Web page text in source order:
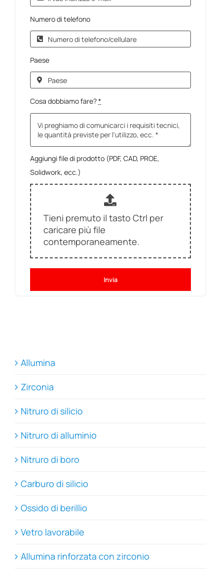
Numero di telefono
Paese
Cosa dobbiamo fare?*
Aggiungi file di prodotto (PDF, CAD, PROE,
Solidwork, ecc.)
Tieni premuto il tasto Ctrl per
caricare più file
contemporaneamente.
Invia
Allumina
Zirconia
Nitruro di silicio
Nitruro di alluminio
Nitruro di boro
Carburo di silicio
Ossido di berillio
Vetro lavorabile
Allumina rinforzata con zirconio